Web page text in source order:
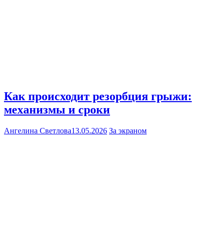
Как происходит резорбция грыжи:
механизмы и сроки
Ангелина Светлова13.05.2026 За экраном